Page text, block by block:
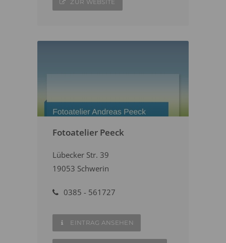
ZUR WEBSITE
Fotoatelier Peeck
Lübecker Str. 39
19053 Schwerin
0385 - 561727
EINTRAG ANSEHEN